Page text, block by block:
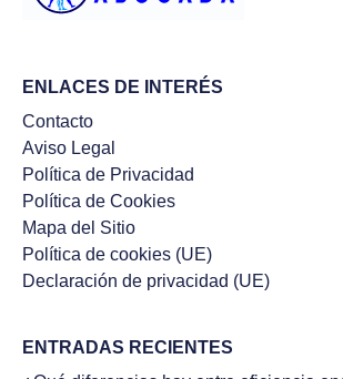
ENLACES DE INTERÉS
Contacto
Aviso Legal
Política de Privacidad
Política de Cookies
Mapa del Sitio
Política de cookies (UE)
Declaración de privacidad (UE)
ENTRADAS RECIENTES